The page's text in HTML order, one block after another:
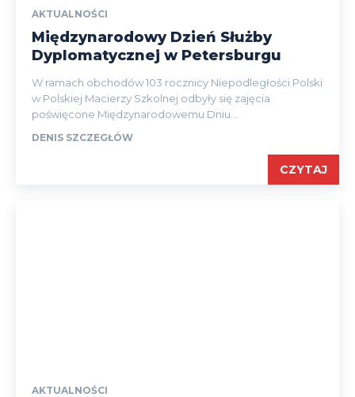
AKTUALNOŚCI
Międzynarodowy Dzień Służby
Dyplomatycznej w Petersburgu
W ramach obchodów 103 rocznicy Niepodległości Polski
w Polskiej Macierzy Szkolnej odbyły się zajęcia
poświęcone Międzynarodowemu Dniu...
DENIS SZCZEGŁÓW
CZYTAJ
AKTUALNOŚCI